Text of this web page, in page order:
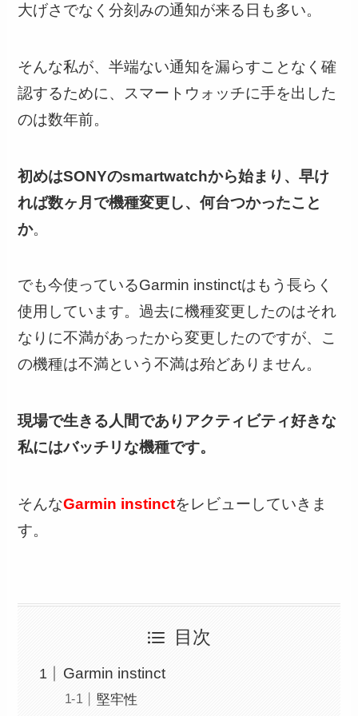
大げさでなく分刻みの通知が来る日も多い。
そんな私が、半端ない通知を漏らすことなく確
認するために、スマートウォッチに手を出した
のは数年前。
初めはSONYのsmartwatchから始まり、早け
れば数ヶ月で機種変更し、何台つかったこと
か。
でも今使っているGarmin instinctはもう長らく
使用しています。過去に機種変更したのはそれ
なりに不満があったから変更したのですが、こ
の機種は不満という不満は殆どありません。
現場で生きる人間でありアクティビティ好きな
私にはバッチリな機種です。
そんなGarmin instinctをレビューしていきま
す。
目次
Garmin instinct
堅牢性